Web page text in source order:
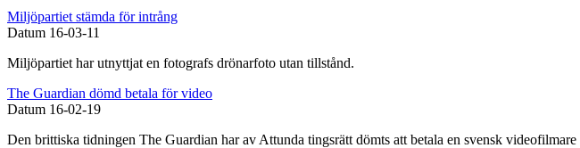
Miljöpartiet stämda för intrång
Datum 16-03-11
Miljöpartiet har utnyttjat en fotografs drönarfoto utan tillstånd.
The Guardian dömd betala för video
Datum 16-02-19
Den brittiska tidningen The Guardian har av Attunda tingsrätt dömts att betala en svensk